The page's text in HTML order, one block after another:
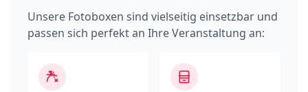
Unsere Fotoboxen sind vielseitig einsetzbar und
passen sich perfekt an Ihre Veranstaltung an: